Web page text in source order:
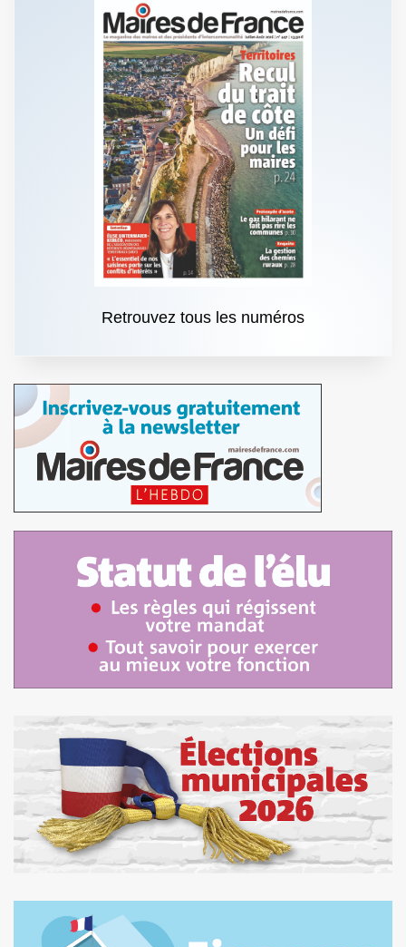
Retrouvez tous les numéros